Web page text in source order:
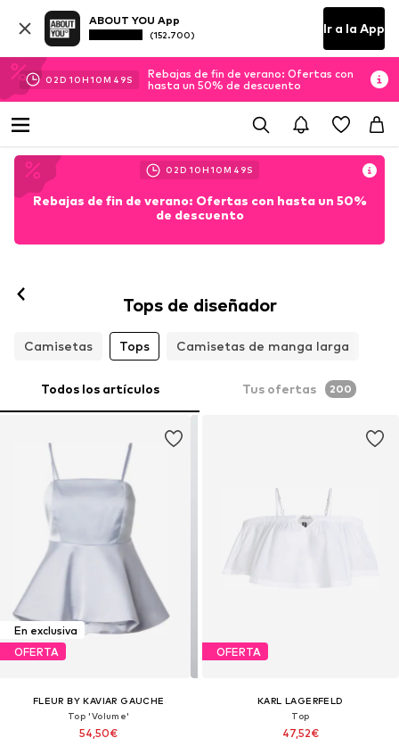
ABOUT YOU App
(152.700) Ir a la App
02D 10H10M 48S
Rebajas de fin de verano: Ofertas con
hasta un 50% de descuento
02D 10H10M 48S
Rebajas de fin de verano: Ofertas con hasta un 50%
de descuento
Tops de diseñador
Camisetas Tops Camisetas de manga larga
Todos los artículos Tus ofertas 200
En exclusiva
OFERTA
FLEUR BY KAVIAR GAUCHE
Top 'Volume'
54,50€
OFERTA
KARL LAGERFELD
Top
47,52€